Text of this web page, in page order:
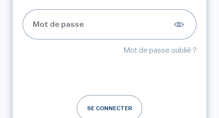
Mot de passe oublié ?
SE CONNECTER